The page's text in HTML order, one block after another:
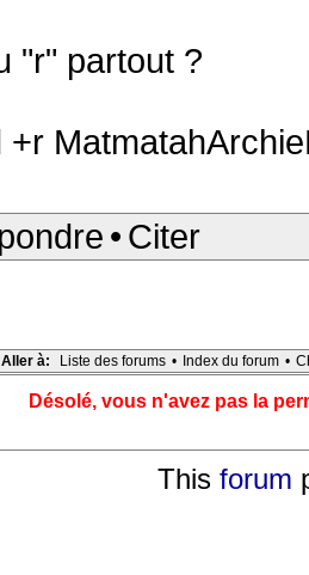
"r" partout ?
+r
• Citer
Aller à: Liste des forums • Index du forum •
Désolé, vous n'avez pas la
This forum